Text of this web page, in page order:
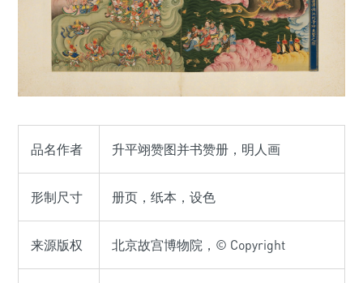
品名作者 升平翊赞图并书赞册，明人画
形制尺寸 册页，纸本，设色
来源版权 北京故宫博物院，© Copyright